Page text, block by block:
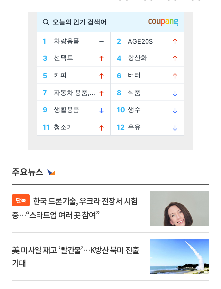
주요뉴스
단독
중…“스타트업 여러 곳 참여”
美 미사일 재고 ‘빨간불’…K방산 북미 진출
기대